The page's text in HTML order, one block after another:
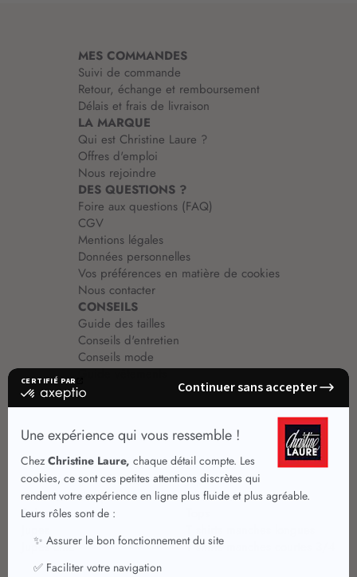
MES COMMANDES
Suivi de commande
Retour, échange et remboursement
Délais et frais de livraison
LA MARQUE
Qui est Christine Laure ?
Offres d'emploi
Nous rejoindre
DES QUESTIONS ?
Foire aux questions (FAQ)
CGV
Mentions légales
Données personnelles
Vos préférences en matière de cookies
Nous contacter
CONSEILS
Guide des tailles
Conseils d'entretien
Conseils mode
Guide vêtements
Vêtements pour femmes
Vêtements de qualité
Robes
Jupes chic
Jupes été
Chemisiers
T shirts manches courtes 3/4